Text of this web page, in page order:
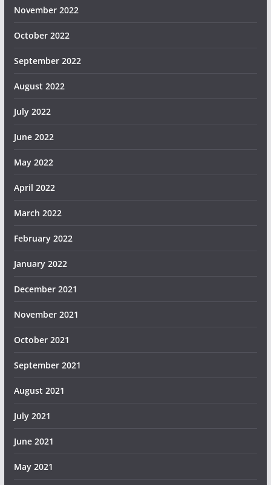
November 2022
October 2022
September 2022
August 2022
July 2022
June 2022
May 2022
April 2022
March 2022
February 2022
January 2022
December 2021
November 2021
October 2021
September 2021
August 2021
July 2021
June 2021
May 2021